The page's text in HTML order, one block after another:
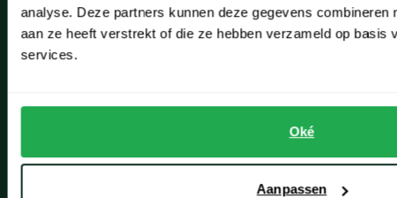
analyse. Deze partners kunnen deze gegevens combineren
aan ze heeft verstrekt of die ze hebben verzameld op basis
services.
Oké
Aanpassen
Hillegom
Leiderdorp
Oegstgeest